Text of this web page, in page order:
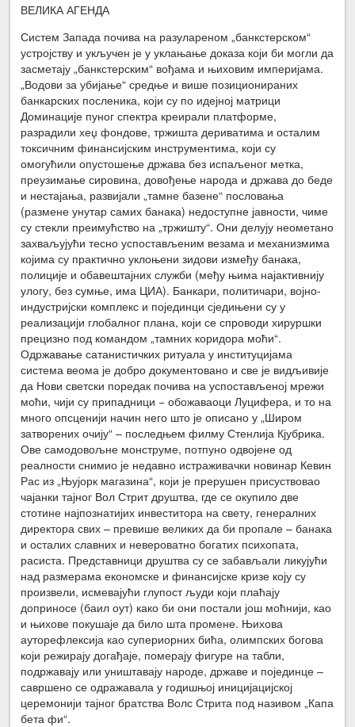
ВЕЛИКА АГЕНДА
Систем Запада почива на разулареном „банкстерском“
устројству и укључен је у уклањање доказа који би могли да
засметају „банкстерским“ вођама и њиховим империјама.
„Водови за убијање“ средње и више позиционираних
банкарских посленика, који су по идејној матрици
Доминације пуног спектра креирали платформе,
разрадили хеџ фондове, тржишта дериватима и осталим
токсичним финансијским инструментима, који су
омогућили опустошење држава без испаљеног метка,
преузимање сировина, довођење народа и држава до беде
и нестајања, развијали „тамне базене“ пословања
(размене унутар самих банака) недоступне јавности, чиме
су стекли преимућство на „тржишту“. Они делују неометано
захваљујући тесно успостављеним везама и механизмима
којима су практично уклоњени зидови између банака,
полиције и обавештајних служби (међу њима најактивнију
улогу, без сумње, има ЦИА). Банкари, политичари, војно-
индустријски комплекс и појединци сједињени су у
реализацији глобалног плана, који се спроводи хируршки
прецизно под командом „тамних коридора моћи“.
Одржавање сатанистичких ритуала у институцијама
система веома је добро документовано и све је видљивије
да Нови светски поредак почива на успостављеној мрежи
моћи, чији су припадници − обожаваоци Луцифера, и то на
много опсценији начин него што је описано у „Широм
затворених очију“ – последњем филму Стенлија Кјубрика.
Ове самодовољне монструме, потпуно одвојене од
реалности снимио је недавно истраживачки новинар Кевин
Рас из „Њујорк магазина“, који је прерушен присуствовао
чајанки тајног Вол Стрит друштва, где се окупило две
стотине најпознатијих инвеститора на свету, генералних
директора свих – превише великих да би пропале – банака
и осталих славних и невероватно богатих психопата,
расиста. Представници друштва су се забављали ликујући
над размерама економске и финансијске кризе коју су
произвели, исмевајући глупост људи који плаћају
доприносе (баил оут) како би они постали још моћнији, као
и њихове покушаје да било шта промене. Њихова
ауторефлексија као супериорних бића, олимпских богова
који режирају догађаје, померају фигуре на табли,
подржавају или уништавају народе, државе и појединце –
савршено се одражавала у годишњој иницијацијској
церемонији тајног братства Волс Стрита под називом „Капа
бета фи“.